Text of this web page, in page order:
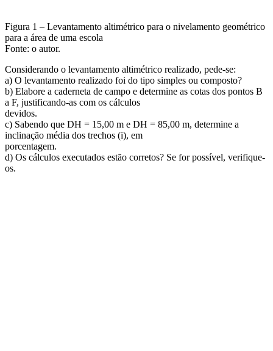
Figura 1 – Levantamento altimétrico para o nivelamento geométrico
para a área de uma escola
Fonte: o autor.
Considerando o levantamento altimétrico realizado, pede-se:
a) O levantamento realizado foi do tipo simples ou composto?
b) Elabore a caderneta de campo e determine as cotas dos pontos B
a F, justificando-as com os cálculos
devidos.
c) Sabendo que DH = 15,00 m e DH = 85,00 m, determine a
inclinação média dos trechos (i), em
porcentagem.
d) Os cálculos executados estão corretos? Se for possível, verifique-
os.